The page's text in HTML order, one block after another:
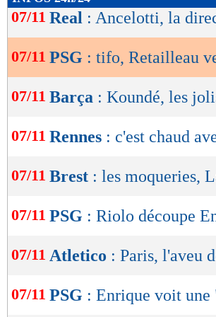
de
OK
07/11 Real : Ancelotti, la
07/11 PSG : tifo, Retailleau
07/11 Barça : Koundé, les
07/11 Rennes : c'est chaud
07/11 Brest : les moqueries,
07/11 PSG : Riolo découpe
07/11 Atletico : Paris, l'aveu
07/11 PSG : Enrique voit